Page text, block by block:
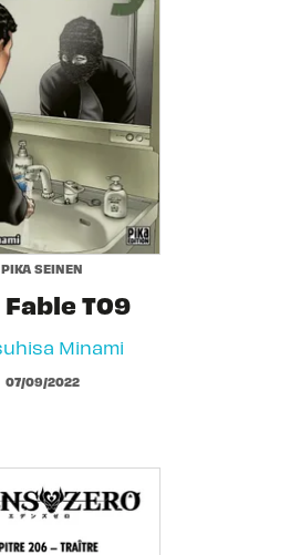
PIKA SEINEN
Fable T09
Minami
07/09/2022